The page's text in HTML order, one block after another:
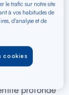
c'est
de ses
: c'est un
Juan Pablo
de la
profonde
le trafic sur notre site
à vos habitudes de
d'analyse et de
cookies